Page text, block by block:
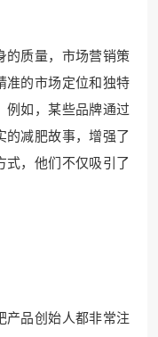
的质量，市场营销策
准的市场定位和独特
例如，某些品牌通过
的减肥故事，增强了
式，他们不仅吸引了
产品创始人都非常注